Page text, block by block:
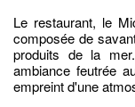
Le restaurant, le
composée de
produits de la
ambiance feutrée
empreint d'une